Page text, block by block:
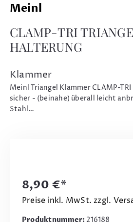
Meinl
CLAMP-TRI
HALTERUNG
Klammer
Meinl Triangel Klammer CLAMP-
sicher - (beinahe) überall leicht
Stahl…
8,90 €*
Preise inkl. MwSt. zzgl.
Produktnummer: 216188